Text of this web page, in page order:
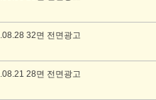
32면 전면광고
28면 전면광고